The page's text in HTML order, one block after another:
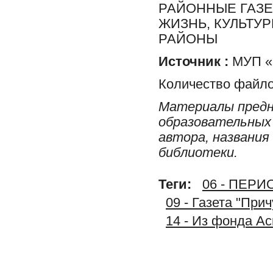
РАЙОННЫЕ
ЖИЗНЬ,
РАЙОНЫ
Источник : МУП
Количество
Материалы
автора,
библиотеки.
Теги:
06 -
09 - Газета
14 - Из фонда